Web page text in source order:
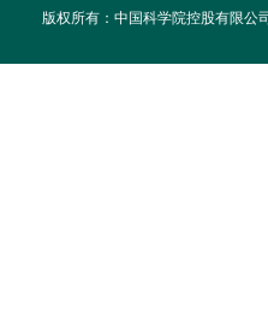
版权所有：中国科学院控股有限公